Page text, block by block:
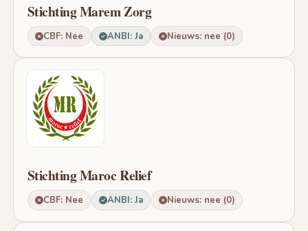
Stichting Marem Zorg
CBF: Nee ANBI: Ja Nieuws: nee (0)
Stichting Maroc Relief
CBF: Nee ANBI: Ja Nieuws: nee (0)